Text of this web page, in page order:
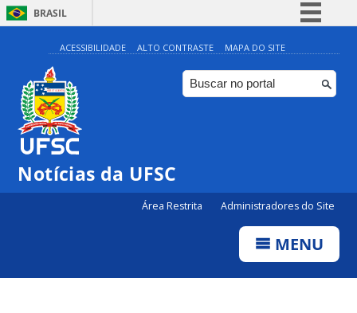
BRASIL
Simplifique!
Comunica BR
Participe
ACESSIBILIDADE ALTO CONTRASTE MAPA DO SITE
Notícias da UFSC
Área Restrita Administradores do Site
MENU